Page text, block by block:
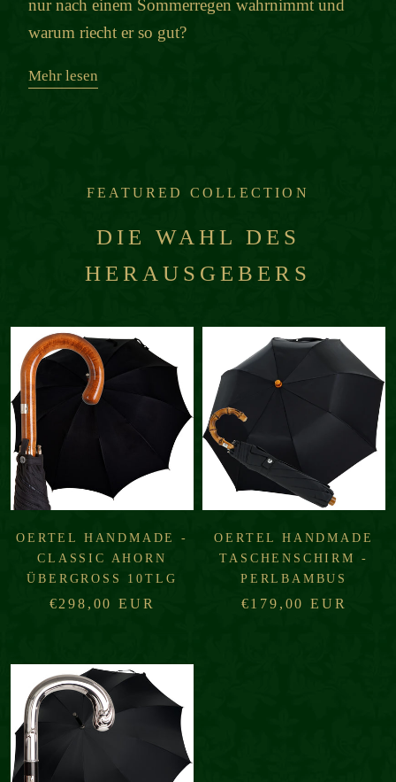
nur nach einem Sommerregen wahrnimmt und
warum riecht er so gut?
Mehr lesen
FEATURED COLLECTION
DIE WAHL DES
HERAUSGEBERS
OERTEL HANDMADE -
CLASSIC AHORN
ÜBERGROSS 10TLG
€298,00 EUR
OERTEL HANDMADE
TASCHENSCHIRM -
PERLBAMBUS
€179,00 EUR